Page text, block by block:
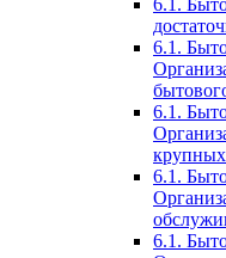
6.1.
6.1.
крупных
6.1.
6.1.